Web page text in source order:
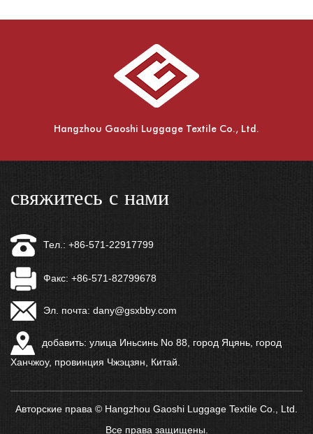
Hangzhou Gaoshi Luggage Textile Co., Ltd.
свяжитесь с нами
Тел.: +86-571-22917799
Факс: +86-571-82799678
Эл. почта: dany@gsxbby.com
добавить: улица Иньсинь No 88, город Яцянь, город
Ханчжоу, провинция Чжэцзян, Китай.
Авторские права © Hangzhou Gaoshi Luggage Textile Co., Ltd.
Все права защищены.